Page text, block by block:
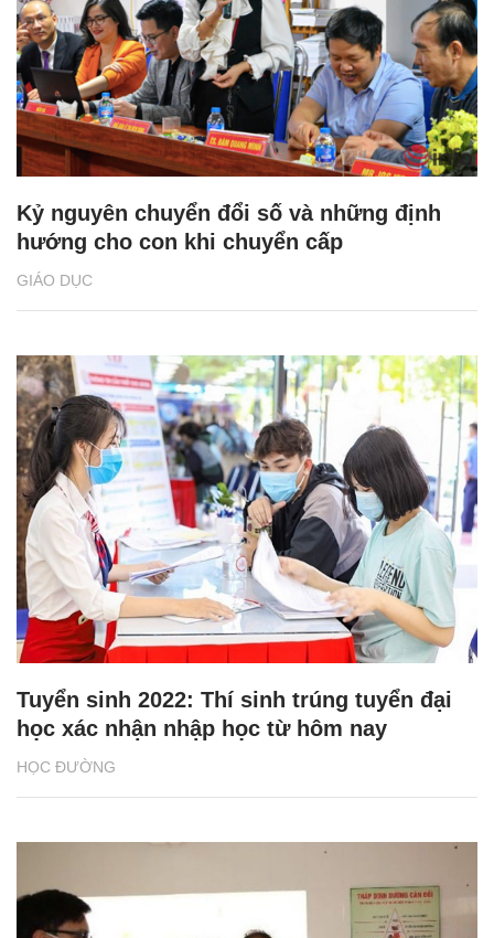
GIÁO DỤC
Kỷ nguyên chuyển đổi số và những định
hướng cho con khi chuyển cấp
HỌC ĐƯỜNG
Tuyển sinh 2022: Thí sinh trúng tuyển đại
học xác nhận nhập học từ hôm nay